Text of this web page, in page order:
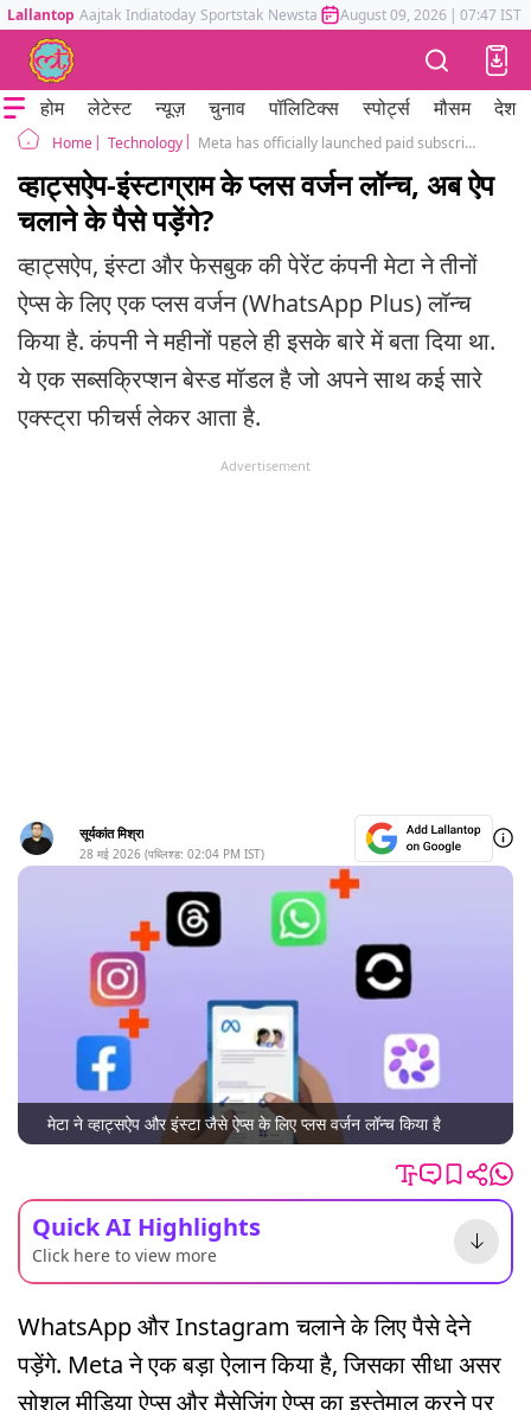
Lallantop Aajtak Indiatoday Sportstak Newstak Mumbai Tak Astrotak
August 09, 2026 | 07:47 IST
होम लेटेस्ट न्यूज़ चुनाव पॉलिटिक्स स्पोर्ट्स मौसम देश
Home Technology Meta has officially launched paid subscriptions for Instagram, Facebook, and WhatsApp
व्हाट्सऐप-इंस्टाग्राम के प्लस वर्जन लॉन्च, अब ऐप
चलाने के पैसे पड़ेंगे?
व्हाट्सऐप, इंस्टा और फेसबुक की पेरेंट कंपनी मेटा ने तीनों
ऐप्स के लिए एक प्लस वर्जन (WhatsApp Plus) लॉन्च
किया है. कंपनी ने महीनों पहले ही इसके बारे में बता दिया था.
ये एक सब्सक्रिप्शन बेस्ड मॉडल है जो अपने साथ कई सारे
एक्स्ट्रा फीचर्स लेकर आता है.
Advertisement
सूर्यकांत मिश्रा
28 मई 2026 (पब्लिश्ड: 02:04 PM IST)
मेटा ने व्हाट्सऐप और इंस्टा जैसे ऐप्स के लिए प्लस वर्जन लॉन्च किया है
Quick AI Highlights
Click here to view more
WhatsApp और Instagram चलाने के लिए पैसे देने
पड़ेंगे. Meta ने एक बड़ा ऐलान किया है, जिसका सीधा असर
सोशल मीडिया ऐप्स और मैसेजिंग ऐप्स का इस्तेमाल करने पर